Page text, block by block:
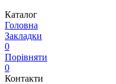
Каталог
Головна
Закладки
0
Порівняти
0
Контакти